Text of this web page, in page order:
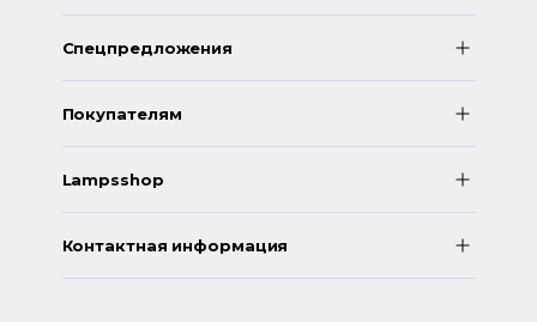
Спецпредложения
Покупателям
Lampsshop
Контактная информация